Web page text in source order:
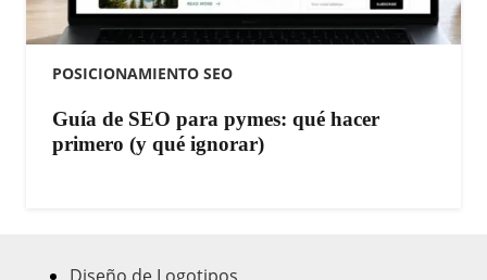
POSICIONAMIENTO SEO
Guía de SEO para pymes: qué hacer
primero (y qué ignorar)